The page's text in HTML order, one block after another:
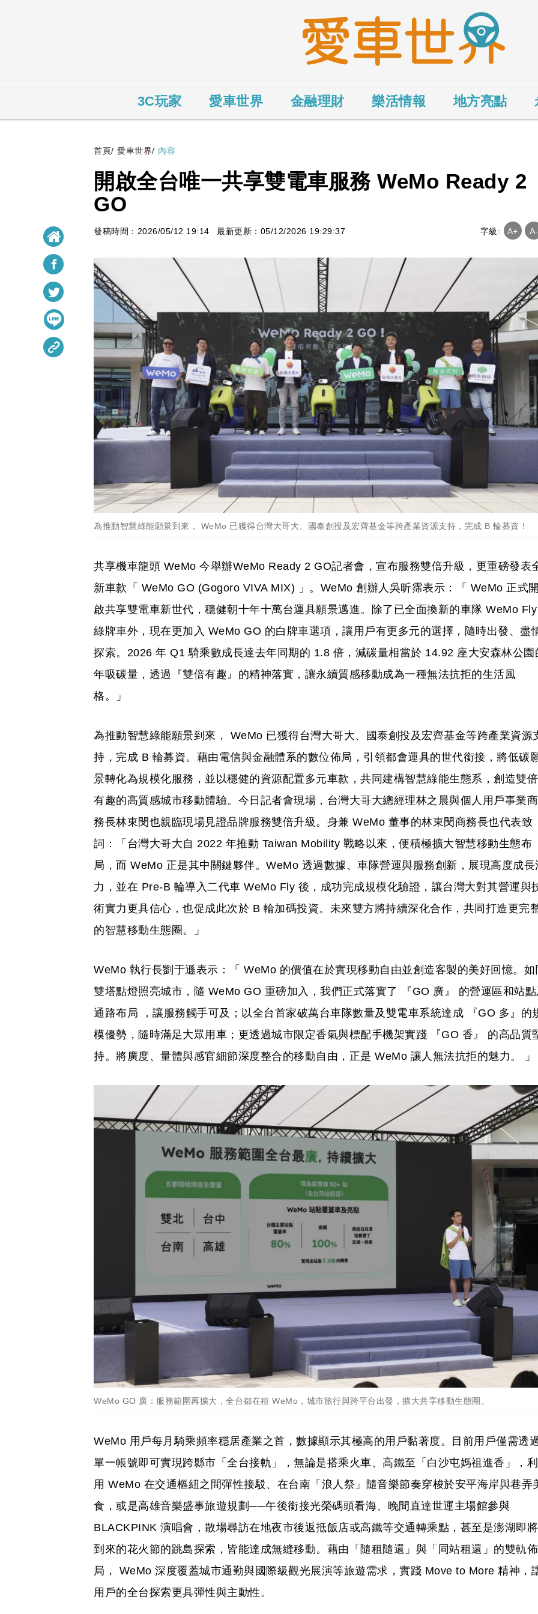
3C玩家 愛車世界 金融理財 樂活情報 地方亮點
首頁/ 愛車世界/ 內容
開啟全台唯一共享雙電車服務 WeMo Ready 2
GO
發稿時間：2026/05/12 19:14 最新更新：05/12/2026 19:29:37 字級: A+ A-
為推動智慧綠能願景到來， WeMo 已獲得台灣大哥大、國泰創投及宏齊基金等跨產業資源支持，完成 B 輪募資！
共享機車龍頭 WeMo 今舉辦WeMo Ready 2 GO記者會，宣布服務雙倍升級，更重磅發表
新車款「 WeMo GO (Gogoro VIVA MIX) 」。WeMo 創辦人吳昕霈表示：「 WeMo 正式開
啟共享雙電車新世代，穩健朝十年十萬台運具願景邁進。除了已全面換新的車隊 WeMo Fly
綠牌車外，現在更加入 WeMo GO 的白牌車選項，讓用戶有更多元的選擇，隨時出發、盡
探索。2026 年 Q1 騎乘數成長達去年同期的 1.8 倍，減碳量相當於 14.92 座大安森林公園
年吸碳量，透過『雙倍有趣』的精神落實，讓永續質感移動成為一種無法抗拒的生活風
格。」
為推動智慧綠能願景到來， WeMo 已獲得台灣大哥大、國泰創投及宏齊基金等跨產業資源
持，完成 B 輪募資。藉由電信與金融體系的數位佈局，引領都會運具的世代銜接，將低碳
景轉化為規模化服務，並以穩健的資源配置多元車款，共同建構智慧綠能生態系，創造雙倍
有趣的高質感城市移動體驗。今日記者會現場，台灣大哥大總經理林之晨與個人用戶事業商
務長林東閔也親臨現場見證品牌服務雙倍升級。身兼 WeMo 董事的林東閔商務長也代表致
詞：「台灣大哥大自 2022 年推動 Taiwan Mobility 戰略以來，便積極擴大智慧移動生態布
局，而 WeMo 正是其中關鍵夥伴。WeMo 透過數據、車隊營運與服務創新，展現高度成長
力，並在 Pre-B 輪導入二代車 WeMo Fly 後，成功完成規模化驗證，讓台灣大對其營運與
術實力更具信心，也促成此次於 B 輪加碼投資。未來雙方將持續深化合作，共同打造更完
的智慧移動生態圈。」
WeMo 執行長劉于遜表示：「 WeMo 的價值在於實現移動自由並創造客製的美好回憶。如
雙塔點燈照亮城市，隨 WeMo GO 重磅加入，我們正式落實了 『GO 廣』 的營運區和站點
通路布局 ，讓服務觸手可及；以全台首家破萬台車隊數量及雙電車系統達成 『GO 多』的
模優勢，隨時滿足大眾用車；更透過城市限定香氣與標配手機架實踐 『GO 香』 的高品質
持。將廣度、量體與感官細節深度整合的移動自由，正是 WeMo 讓人無法抗拒的魅力。 」
WeMo GO 廣：服務範圍再擴大，全台都在租 WeMo，城市旅行與跨平台出發，擴大共享移動生態圈。
WeMo 用戶每月騎乘頻率穩居產業之首，數據顯示其極高的用戶黏著度。目前用戶僅需透
單一帳號即可實現跨縣市「全台接軌」，無論是搭乘火車、高鐵至「白沙屯媽祖進香」，利
用 WeMo 在交通樞紐之間彈性接駁、在台南「浪人祭」隨音樂節奏穿梭於安平海岸與巷弄
食，或是高雄音樂盛事旅遊規劃──午後銜接光榮碼頭看海、晚間直達世運主場館參與
BLACKPINK 演唱會，散場尋訪在地夜市後返抵飯店或高鐵等交通轉乘點，甚至是澎湖即將
到來的花火節的跳島探索，皆能達成無縫移動。藉由「隨租隨還」與「同站租還」的雙軌佈
局， WeMo 深度覆蓋城市通勤與國際級觀光展演等旅遊需求，實踐 Move to More 精神，
用戶的全台探索更具彈性與主動性。